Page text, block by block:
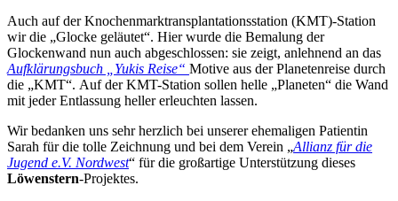
Auch auf der Knochenmarktransplantationsstation (KMT)-Station
wir die „Glocke geläutet“. Hier wurde die Bemalung der
Glockenwand nun auch abgeschlossen: sie zeigt, anlehnend an das
Aufklärungsbuch „Yukis Reise“ Motive aus der Planetenreise durch
die „KMT“. Auf der KMT-Station sollen helle „Planeten“ die Wand
mit jeder Entlassung heller erleuchten lassen.
Wir bedanken uns sehr herzlich bei unserer ehemaligen Patientin
Sarah für die tolle Zeichnung und bei dem Verein „Allianz für die
Jugend e.V. Nordwest“ für die großartige Unterstützung dieses
Löwenstern-Projektes.